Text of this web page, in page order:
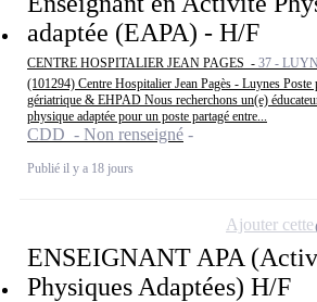
adaptée (EAPA) - H/F
CENTRE HOSPITALIER JEAN PAGES - 37 -
(101294) Centre Hospitalier Jean Pagès - Luynes
gériatrique & EHPAD Nous recherchons un(e)
physique adaptée pour un poste partagé entre...
CDD - Non renseigné
Publié il y a 18 jours
ENSEIGNANT APA
Physiques Adaptées) H/F
Ajouter